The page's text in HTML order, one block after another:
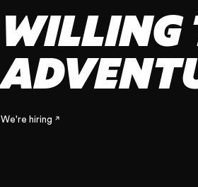
WILLING
We're hiring